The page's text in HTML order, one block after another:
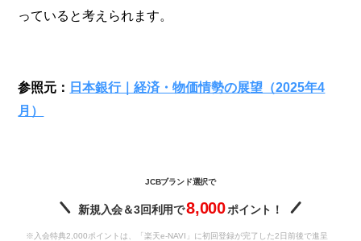
っていると考えられます。
参照元： 日本銀行｜経済・物価情勢の展望（2025年4
月）
JCBブランド選択で
新規入会＆3回利用で8,000ポイント！
※入会特典2,000ポイントは、「楽天e-NAVI」に初回登録が完了した2日前後で進呈